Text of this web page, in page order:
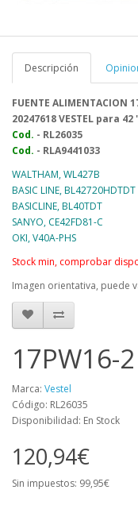
Descripción
FUENTE ALIMENTACION
20247618 VESTEL para 42
Cod. - RL26035
Cod. - RLA9441033
WALTHAM, WL427B
BASIC LINE, BL42720HDTDT
BASICLINE, BL40TDT
SANYO, CE42FD81-C
OKI, V40A-PHS
Stock min, comprobar
Imagen orientativa, puede
17PW16-2
Marca: Vestel
Código: RL26035
Disponibilidad: En Stock
120,94€
Sin impuestos: 99,95€